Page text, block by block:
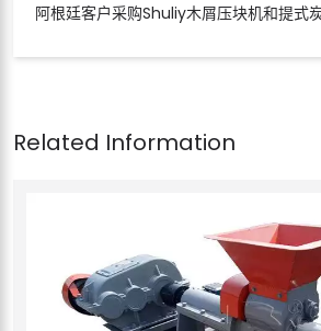
阿根廷客户采购Shuliy木屑压块机和提式